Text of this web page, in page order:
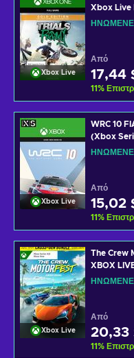
Xbox Live
Xbox Live
Από
17,44
11%
Xbox Live
WRC 10
(Xbox
UNITED
Από
15,02
11%
Xbox Live
The Crew
XBOX
Από
20,33
11%